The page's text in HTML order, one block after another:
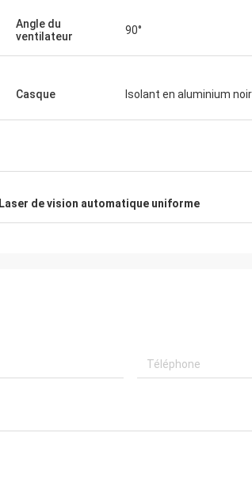
Angle du
ventilateur
90°
Casque Isolant en aluminium
Laser de vision automatique uniforme